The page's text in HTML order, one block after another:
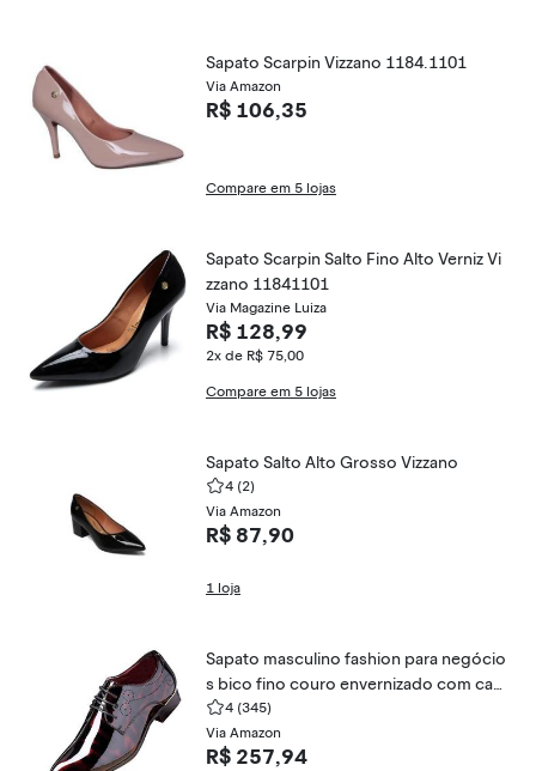
Sapato Scarpin Vizzano 1184.1101
Via Amazon
R$ 106,35
Compare em 5 lojas
Sapato Scarpin Salto Fino Alto Verniz Vi
zzano 11841101
Via Magazine Luiza
R$ 128,99
2x de R$ 75,00
Compare em 5 lojas
Sapato Salto Alto Grosso Vizzano
4 (2)
Via Amazon
R$ 87,90
1 loja
Sapato masculino fashion para negócio
s bico fino couro envernizado com cad
4 (345)
Via Amazon
R$ 257,94